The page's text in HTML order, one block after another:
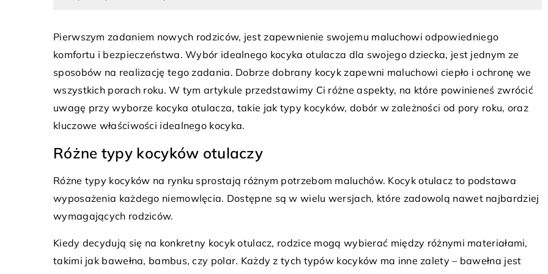
Pierwszym zadaniem nowych rodziców, jest zapewnienie swojemu maluchowi odpowiedniego
komfortu i bezpieczeństwa. Wybór idealnego kocyka otulacza dla swojego dziecka, jest jednym ze
sposobów na realizację tego zadania. Dobrze dobrany kocyk zapewni maluchowi ciepło i ochronę we
wszystkich porach roku. W tym artykule przedstawimy Ci różne aspekty, na które powinieneś zwrócić
uwagę przy wyborze kocyka otulacza, takie jak typy kocyków, dobór w zależności od pory roku, oraz
kluczowe właściwości idealnego kocyka.
Różne typy kocyków otulaczy
Różne typy kocyków na rynku sprostają różnym potrzebom maluchów. Kocyk otulacz to podstawa
wyposażenia każdego niemowlęcia. Dostępne są w wielu wersjach, które zadowolą nawet najbardziej
wymagających rodziców.
Kiedy decydują się na konkretny kocyk otulacz, rodzice mogą wybierać między różnymi materiałami,
takimi jak bawełna, bambus, czy polar. Każdy z tych typów kocyków ma inne zalety – bawełna jest
o rośliny w domu podczas
się, jak zapewnić odpowiednią
roślinom doniczkowym zimą.
nawilżania powietrza,
podlewania oraz
7 listopada 2025
Jakie korzyści niesie za sobą zakup działki
z dostępem do jeziora?
Zakup działki z dostępem do jeziora może
rekreacyjne, zwiększenie wartości
nieruchomości oraz unikalne poczucie
bliskości natury. Dowiedz się, jakie
korzyści niesie ze sobą taka inwestycja i
jak wpływa na codzienne życie.
17 marca 2024
Przygotowanie ogrodu do zimy –
jak odpowiednio przygotować rośliny i
sprzęt ogrodowy na zimowy